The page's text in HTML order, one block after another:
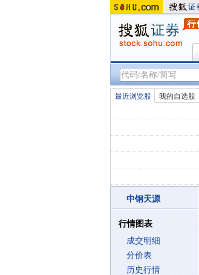
最近浏览股 我的自选股
中钢天源
行情图表
成交明细
分价表
历史行情